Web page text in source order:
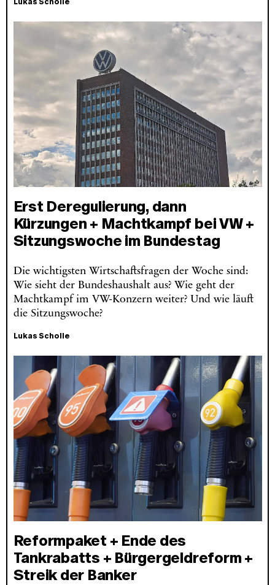
Lukas Scholle
Erst Deregulierung, dann
Kürzungen + Machtkampf bei VW +
Sitzungswoche im Bundestag
Die wichtigsten Wirtschaftsfragen der Woche sind:
Wie sieht der Bundeshaushalt aus? Wie geht der
Machtkampf im VW-Konzern weiter? Und wie läuft
die Sitzungswoche?
Lukas Scholle
Reformpaket + Ende des
Tankrabatts + Bürgergeldreform +
Streik der Banker